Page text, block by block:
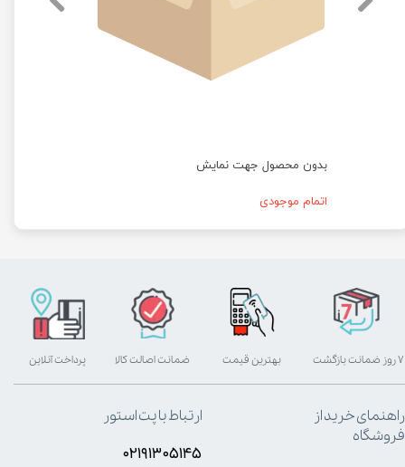
بدون محصول جهت نمایش
اتمام موجودی
بهترین قیمت پرداخت آنلاین ۷ روز ضمانت بازگشت ضمانت اصالت کالا
راهنمای خرید از
فروشگاه
ارتباط با پت استور
۰۲۱۹۱۳۰۵۱۴۵